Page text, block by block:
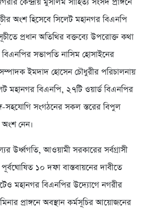
অংশ হিসেবে সিলেট মহানগর বিএনপি
প্রধান অতিথির বক্তব্যে উপরোক্ত কথা
সভাপতি নাসিম হোসাইনের
ইমদাদ হোসেন চৌধুরীর পরিচালনায়
মহানগর বিএনপি, ২৭টি ওয়ার্ড বিএনপির
সহযোগি সংগঠনের সকল স্তরের বিপুল
অংশ নেন।
উর্ধ্বগতি, আওয়ামী সরকারের সর্বগ্রাসী
পূর্বঘোষিত ১০ দফা বাস্তবায়নের দাবীতে
মহানগর বিএনপির উদ্যোগে নগরীর
মিনার প্রাঙ্গনে অবস্থান কর্মসূচির আয়োজনের